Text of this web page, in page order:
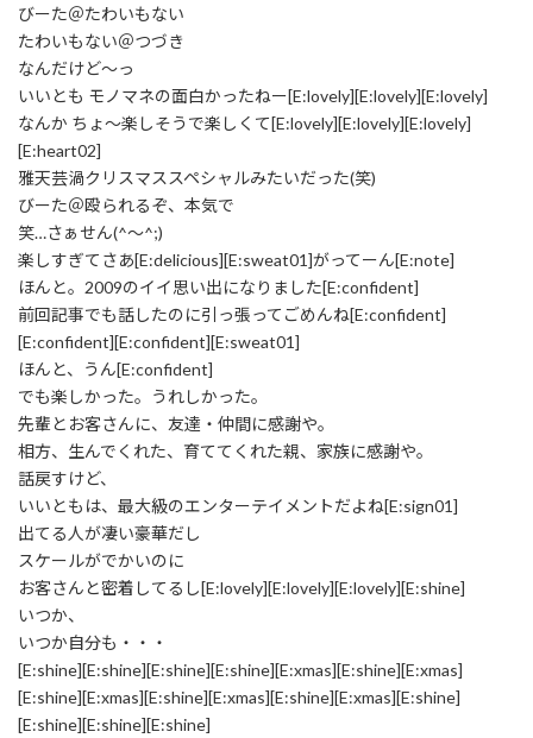
びーた＠たわいもない
たわいもない＠つづき
なんだけど～っ
いいとも モノマネの面白かったねー[E:lovely][E:lovely][E:lovely]
なんか ちょ～楽しそうで楽しくて[E:lovely][E:lovely][E:lovely]
[E:heart02]
雅天芸渦クリスマススペシャルみたいだった(笑)
びーた＠殴られるぞ、本気で
笑…さぁせん(^～^;)
楽しすぎてさあ[E:delicious][E:sweat01]がってーん[E:note]
ほんと。2009のイイ思い出になりました[E:confident]
前回記事でも話したのに引っ張ってごめんね[E:confident]
[E:confident][E:confident][E:sweat01]
ほんと、うん[E:confident]
でも楽しかった。うれしかった。
先輩とお客さんに、友達・仲間に感謝や。
相方、生んでくれた、育ててくれた親、家族に感謝や。
話戻すけど、
いいともは、最大級のエンターテイメントだよね[E:sign01]
出てる人が凄い豪華だし
スケールがでかいのに
お客さんと密着してるし[E:lovely][E:lovely][E:lovely][E:shine]
いつか、
いつか自分も・・・
[E:shine][E:shine][E:shine][E:shine][E:xmas][E:shine][E:xmas]
[E:shine][E:xmas][E:shine][E:xmas][E:shine][E:xmas][E:shine]
[E:shine][E:shine][E:shine]